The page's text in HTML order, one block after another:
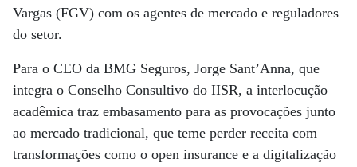
Vargas (FGV) com os agentes de mercado e reguladores
do setor.
Para o CEO da BMG Seguros, Jorge Sant’Anna, que
integra o Conselho Consultivo do IISR, a interlocução
acadêmica traz embasamento para as provocações junto
ao mercado tradicional, que teme perder receita com
transformações como o open insurance e a digitalização